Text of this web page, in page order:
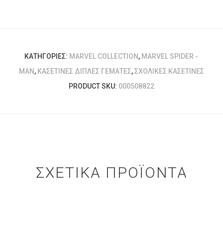
ΚΑΤΗΓΟΡΊΕΣ: MARVEL COLLECTION, MARVEL SPIDER -
MAN, ΚΑΣΕΤΊΝΕΣ ΔΙΠΛΈΣ ΓΕΜΆΤΕΣ,ΣΧΟΛΙΚΈΣ ΚΑΣΕΤΊΝΕΣ
PRODUCT SKU: 000508822
ΣΧΕΤΙΚΆ ΠΡΟΪΌΝΤΑ